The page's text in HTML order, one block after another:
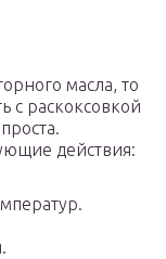
масла, то
с раскоксовкой
действия: